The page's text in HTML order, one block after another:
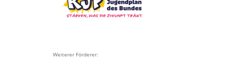
Weiterer Förderer: